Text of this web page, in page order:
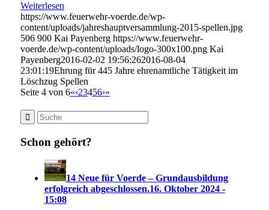
Weiterlesen
https://www.feuerwehr-voerde.de/wp-
content/uploads/jahreshauptversammlung-2015-spellen.jpg
506 900 Kai Payenberg https://www.feuerwehr-
voerde.de/wp-content/uploads/logo-300x100.png Kai
Payenberg2016-02-02 19:56:262016-08-04
23:01:19Ehrung für 445 Jahre ehrenamtliche Tätigkeit im
Löschzug Spellen
Seite 4 von 6«‹23456›»
Schon gehört?
14 Neue für Voerde – Grundausbildung
erfolgreich abgeschlossen.16. Oktober 2024 -
15:08